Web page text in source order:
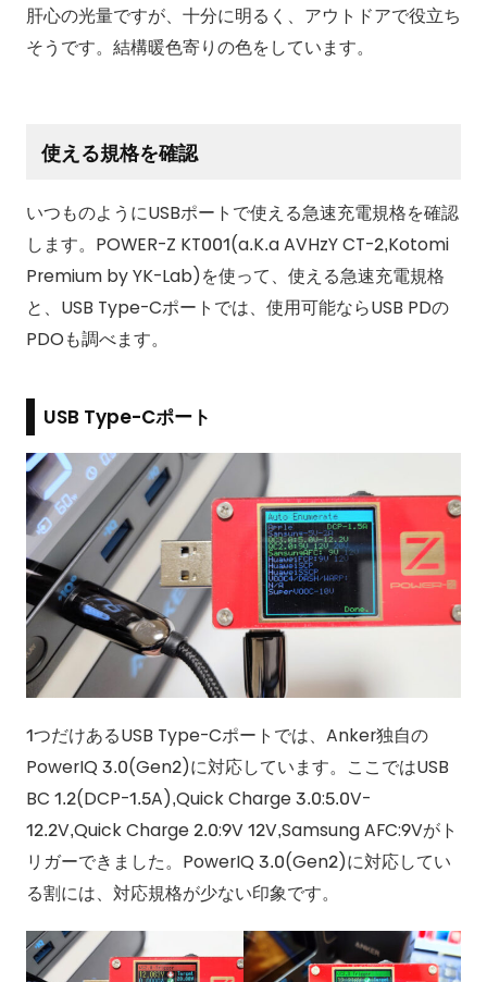
肝心の光量ですが、十分に明るく、アウトドアで役立ち
そうです。結構暖色寄りの色をしています。
使える規格を確認
いつものようにUSBポートで使える急速充電規格を確認
します。POWER-Z KT001(a.K.a AVHzY CT-2,Kotomi
Premium by YK-Lab)を使って、使える急速充電規格
と、USB Type-Cポートでは、使用可能ならUSB PDの
PDOも調べます。
USB Type-Cポート
1つだけあるUSB Type-Cポートでは、Anker独自の
PowerIQ 3.0(Gen2)に対応しています。ここではUSB
BC 1.2(DCP-1.5A),Quick Charge 3.0:5.0V-
12.2V,Quick Charge 2.0:9V 12V,Samsung AFC:9Vがト
リガーできました。PowerIQ 3.0(Gen2)に対応してい
る割には、対応規格が少ない印象です。